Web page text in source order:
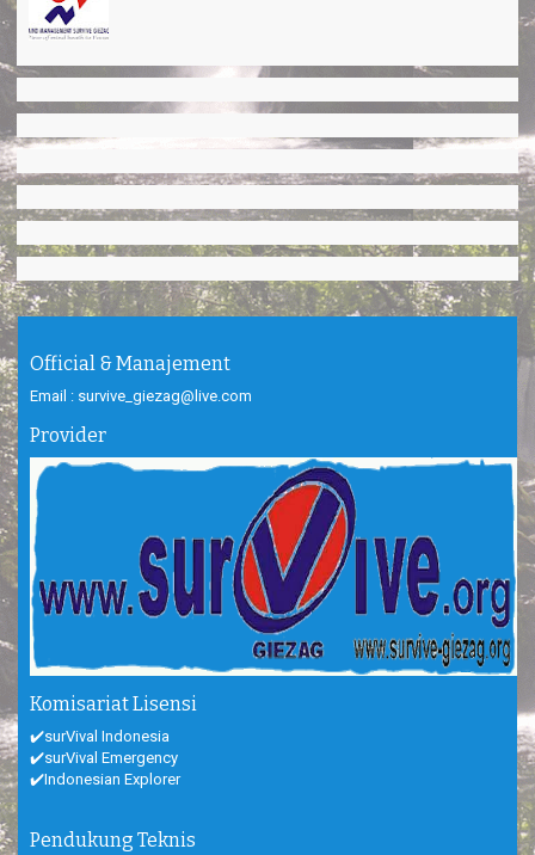
Official & Manajement
Email : survive_giezag@live.com
Provider
Komisariat Lisensi
✔️surVival Indonesia
✔️surVival Emergency
✔️Indonesian Explorer
Pendukung Teknis